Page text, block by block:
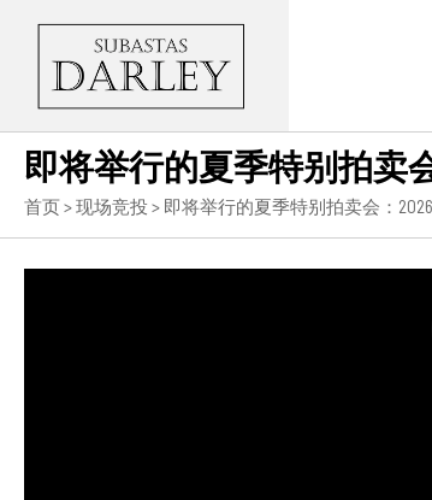
即将举行的夏季特别拍卖
首页>现场竞投> 即将举行的夏季特别拍卖会：